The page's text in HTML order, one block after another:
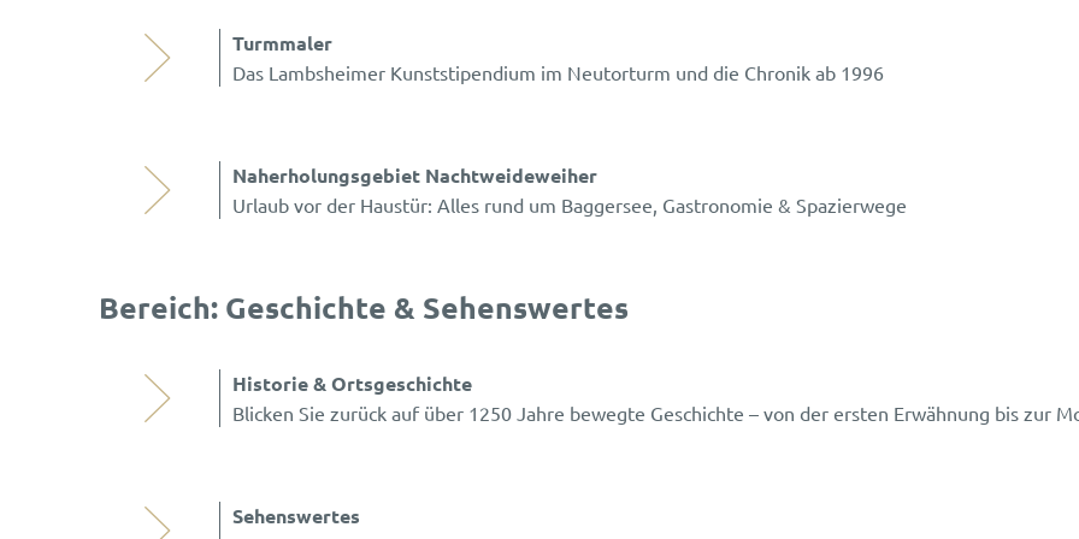
Turmmaler
Das Lambsheimer Kunststipendium im Neutorturm und die Chronik ab 1996
Naherholungsgebiet Nachtweideweiher
Urlaub vor der Haustür: Alles rund um Baggersee, Gastronomie & Spazierwege
Bereich: Geschichte & Sehenswertes
Historie & Ortsgeschichte
Blicken Sie zurück auf über 1250 Jahre bewegte Geschichte – von der ersten Erwähnung bis zur
Sehenswertes